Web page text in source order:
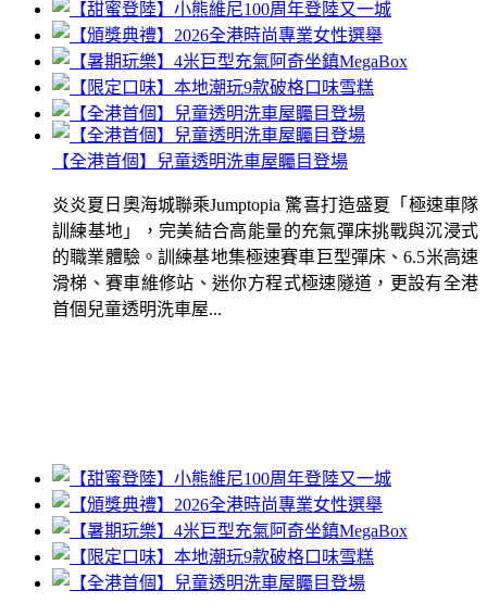
【全港首個】兒童透明洗車屋矚目登場
炎炎夏日奧海城聯乘Jumptopia 驚喜打造盛夏「極速車隊
訓練基地」，完美結合高能量的充氣彈床挑戰與沉浸式
的職業體驗。訓練基地集極速賽車巨型彈床、6.5米高速
滑梯、賽車維修站、迷你方程式極速隧道，更設有全港
首個兒童透明洗車屋...